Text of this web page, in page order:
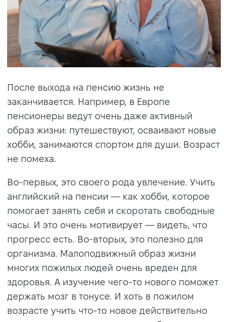
После выхода на пенсию жизнь не
заканчивается. Например, в Европе
пенсионеры ведут очень даже активный
образ жизни: путешествуют, осваивают новые
хобби, занимаются спортом для души. Возраст
не помеха.
Во-первых, это своего рода увлечение. Учить
английский на пенсии — как хобби, которое
помогает занять себя и скоротать свободные
часы. И это очень мотивирует — видеть, что
прогресс есть. Во-вторых, это полезно для
организма. Малоподвижный образ жизни
многих пожилых людей очень вреден для
здоровья. А изучение чего-то нового поможет
держать мозг в тонусе. И хоть в пожилом
возрасте учить что-то новое действительно